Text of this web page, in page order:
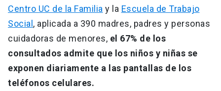
Centro UC de la Familia y la Escuela de Trabajo
Social , aplicada a 390 madres, padres y personas
cuidadoras de menores, el 67% de los
consultados admite que los niños y niñas se
exponen diariamente a las pantallas de los
teléfonos celulares.